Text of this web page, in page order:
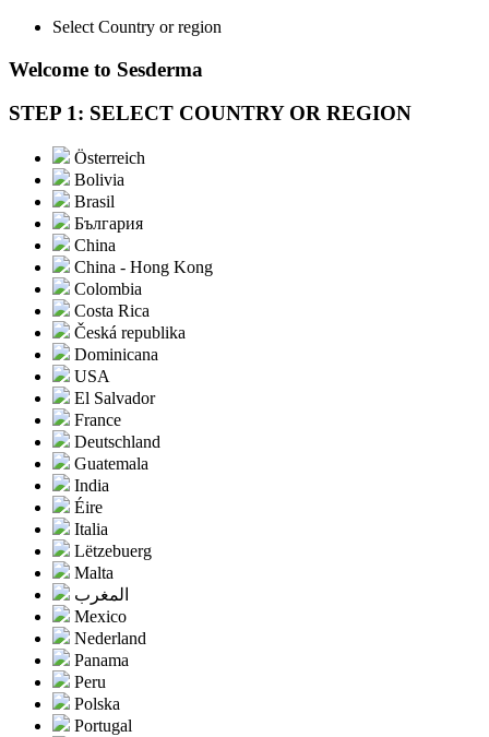
Select Country or region
Welcome to Sesderma
STEP 1: SELECT COUNTRY OR REGION
Österreich
Bolivia
Brasil
България
China
China - Hong Kong
Colombia
Costa Rica
Česká republika
Dominicana
USA
El Salvador
France
Deutschland
Guatemala
India
Éire
Italia
Lëtzebuerg
Malta
المغرب
Mexico
Nederland
Panama
Peru
Polska
Portugal